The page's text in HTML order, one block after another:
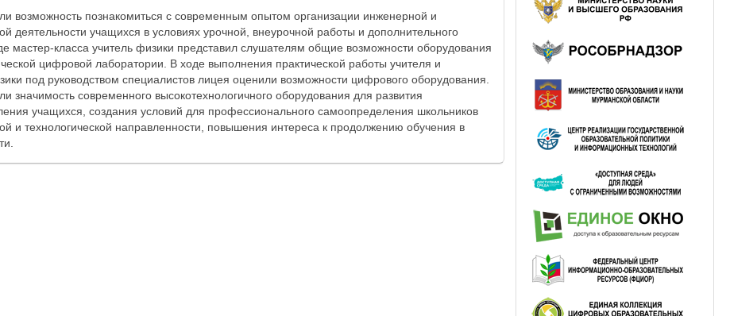
возможность познакомиться с современным опытом организации инженерной и
деятельности учащихся в условиях урочной, внеурочной работы и дополнительного
мастер-класса учитель физики представил слушателям общие возможности оборудования
цифровой лаборатории. В ходе выполнения практической работы учителя и
под руководством специалистов лицея оценили возможности цифрового оборудования.
значимость современного высокотехнологичного оборудования для развития
учащихся, создания условий для профессионального самоопределения школьников
и технологической направленности, повышения интереса к продолжению обучения в